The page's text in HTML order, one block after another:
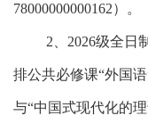
78000000000162）。
2 2026级全日制
排公共必修课“外国语
与“中国式现代化的